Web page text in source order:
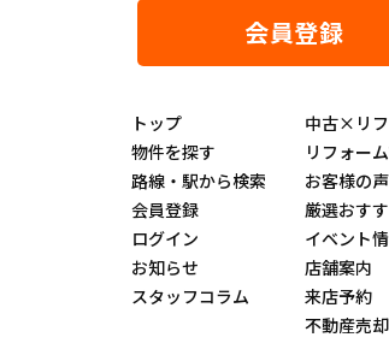
会員登録
トップ
物件を探す
路線・駅から検索
会員登録
ログイン
お知らせ
スタッフコラム
中古×リ
リフォー
お客様の声
厳選おす
イベント
店舗案内
来店予約
不動産売